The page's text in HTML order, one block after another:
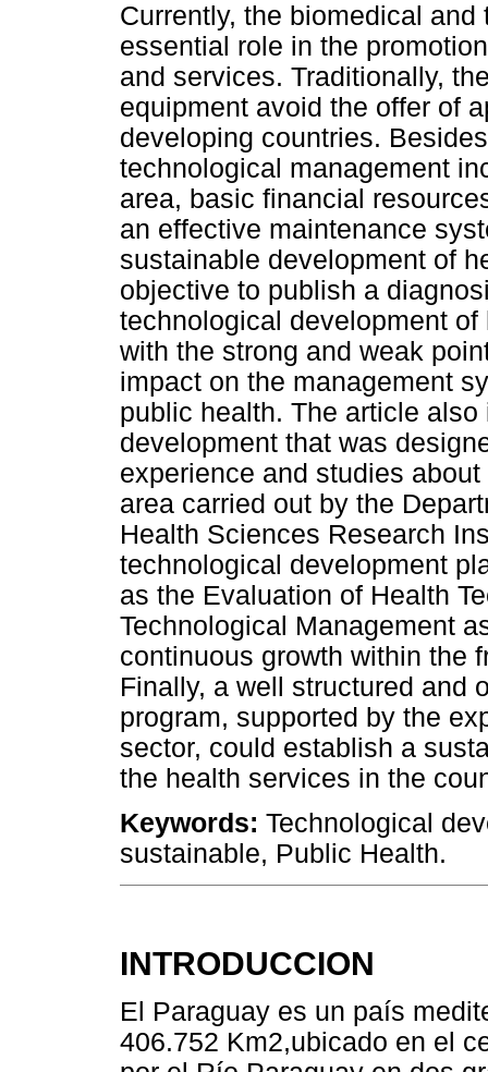
Currently, the biomedical
essential role in the
and services. Traditionally,
equipment avoid the offer of
developing countries.
technological management
area, basic financial
an effective maintenance
sustainable development of
objective to publish a
technological development
with the strong and weak
impact on the management
public health. The article
development that was
experience and studies
area carried out by the
Health Sciences Research
technological development
as the Evaluation of Health
Technological Management
continuous growth within the
Finally, a well structured and
program, supported by the
sector, could establish a
the health services in the
Keywords: Technological
sustainable, Public Health.
INTRODUCCION
El Paraguay es un país
406.752 Km2,ubicado en el